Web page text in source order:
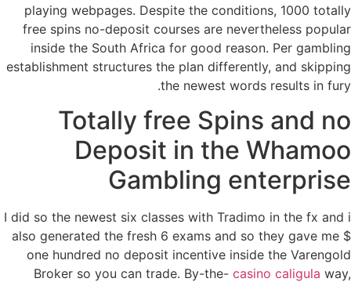
playing webpages. Despite the conditions, 1000 totally
free spins no-deposit courses are nevertheless popular
inside the South Africa for good reason. Per gambling
establishment structures the plan differently, and skipping
the newest words results in fury.
Totally free Spins and no
Deposit in the Whamoo
Gambling enterprise
I did so the newest six classes with Tradimo in the fx and i
also generated ​​the fresh 6 exams and so they gave me $
one hundred no deposit incentive inside the Varengold
Broker so you can trade. By-the- casino caligula way,